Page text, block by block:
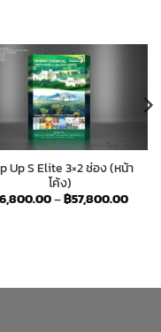
Up S Elite 3×2 ช่อง (หน้า
โค้ง)
6,800.00–฿57,800.00Price